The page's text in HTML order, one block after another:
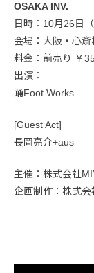
OSAKA INV.
日時：10月26日
会場：大阪・心
料金：前売り ￥
出演：
踊Foot Works
[Guest Act]
長岡亮介+aus
主催：株式会社
企画制作：株式会